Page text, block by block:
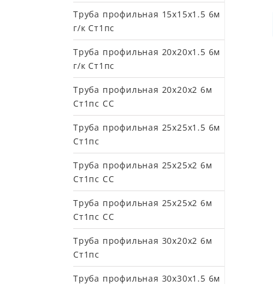
Труба профильная 15х15х1.5 6м
г/к Ст1пс
Труба профильная 20х20х1.5 6м
г/к Ст1пс
Труба профильная 20х20х2 6м
Ст1пс СС
Труба профильная 25х25х1.5 6м
Ст1пс
Труба профильная 25х25х2 6м
Cт1пс СС
Труба профильная 25х25х2 6м
Ст1пс СС
Труба профильная 30х20х2 6м
Ст1пс
Труба профильная 30х30х1.5 6м